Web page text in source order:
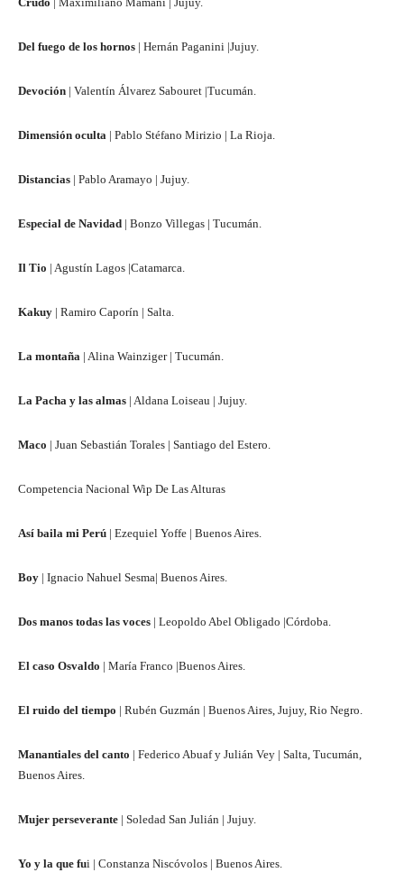
Del fuego de los hornos | Hernán Paganini |Jujuy.
Devoción | Valentín Álvarez Sabouret |Tucumán.
Dimensión oculta | Pablo Stéfano Mirizio | La Rioja.
Distancias | Pablo Aramayo | Jujuy.
Especial de Navidad | Bonzo Villegas | Tucumán.
Il Tio | Agustín Lagos |Catamarca.
Kakuy | Ramiro Caporín | Salta.
La montaña | Alina Wainziger | Tucumán.
La Pacha y las almas | Aldana Loiseau | Jujuy.
Maco | Juan Sebastián Torales | Santiago del Estero.
Competencia Nacional Wip De Las Alturas
Así baila mi Perú | Ezequiel Yoffe | Buenos Aires.
Boy | Ignacio Nahuel Sesma| Buenos Aires.
Dos manos todas las voces | Leopoldo Abel Obligado |Córdoba.
El caso Osvaldo | María Franco |Buenos Aires.
El ruido del tiempo | Rubén Guzmán | Buenos Aires, Jujuy, Rio Negro.
Manantiales del canto | Federico Abuaf y Julián Vey | Salta, Tucumán,
Buenos Aires.
Mujer perseverante | Soledad San Julián | Jujuy.
Yo y la que fui | Constanza Niscóvolos | Buenos Aires.